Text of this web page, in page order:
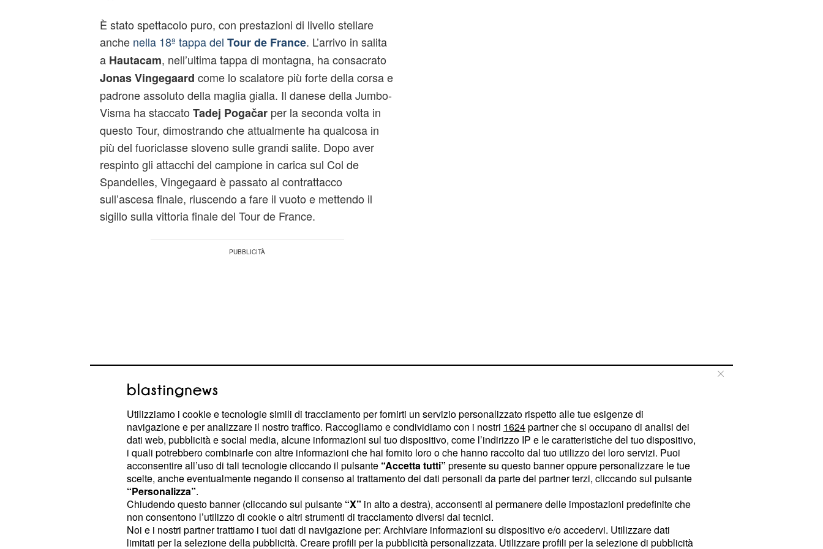
È stato spettacolo puro, con prestazioni di livello stellare
anche nella 18ª tappa del Tour de France. L’arrivo in salita
a Hautacam, nell’ultima tappa di montagna, ha consacrato
Jonas Vingegaard come lo scalatore più forte della corsa e
padrone assoluto della maglia gialla. Il danese della Jumbo-
Visma ha staccato Tadej Pogačarper la seconda volta in
questo Tour, dimostrando che attualmente ha qualcosa in
più del fuoriclasse sloveno sulle grandi salite. Dopo aver
respinto gli attacchi del campione in carica sul Col de
Spandelles, Vingegaard è passato al contrattacco
sull’ascesa finale, riuscendo a fare il vuoto e mettendo il
sigillo sulla vittoria finale del Tour de France.
#TDF2022
🥇 and 🥉 in the final mountain stage. So proud of you, guys!
pic.twitter.com/cqF9F8zfvU
Utilizziamo i cookie e tecnologie simili di tracciamento per fornirti un servizio personalizzato rispetto alle tue esigenze di
navigazione e per analizzare il nostro traffico. Raccogliamo e condividiamo con i nostri 1624partner che si occupano di analisi dei
dati web, pubblicità e social media, alcune informazioni sul tuo dispositivo, come l’indirizzo IP e le caratteristiche del tuo dispositivo,
i quali potrebbero combinarle con altre informazioni che hai fornito loro o che hanno raccolto dal tuo utilizzo dei loro servizi. Puoi
acconsentire all’uso di tali tecnologie cliccando il pulsante “Accetta tutti” presente su questo banner oppure personalizzare le tue
scelte, anche eventualmente negando il consenso al trattamento dei dati personali da parte dei partner terzi, cliccando sul pulsante
“Personalizza”.
Chiudendo questo banner (cliccando sul pulsante “X” in alto a destra), acconsenti al permanere delle impostazioni predefinite che
non consentono l’utilizzo di cookie o altri strumenti di tracciamento diversi dai tecnici.
Noi e i nostri partner trattiamo i tuoi dati di navigazione per: Archiviare informazioni su dispositivo e/o accedervi. Utilizzare dati
limitati per la selezione della pubblicità. Creare profili per la pubblicità personalizzata. Utilizzare profili per la selezione di pubblicità